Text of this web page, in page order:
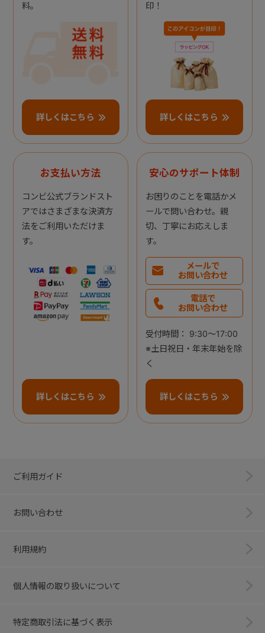
料。
詳しくはこちら
印！
詳しくはこちら
お支払い方法
コンビ公式ブランドスト
アではさまざまな決済方
法をご利用いただけま
す。
詳しくはこちら
安心のサポート体制
お困りのことを電話かメ
ールで問い合わせ。親
切、丁寧にお応えしま
す。
メールで
お問い合わせ
電話で
お問い合わせ
受付時間： 9:30～17:00
※土日祝日・年末年始を除
く
詳しくはこちら
ご利用ガイド
お問い合わせ
利用規約
個人情報の取り扱いについて
特定商取引法に基づく表示